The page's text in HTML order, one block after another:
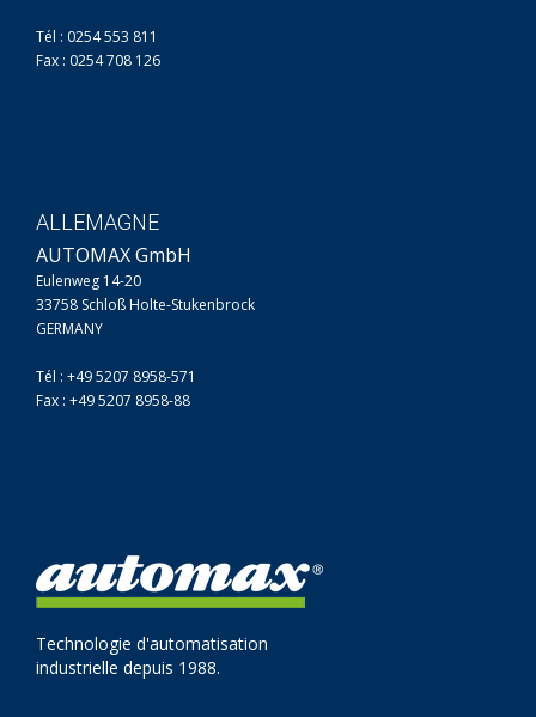
Tél : 0254 553 811
Fax : 0254 708 126
ALLEMAGNE
AUTOMAX GmbH
Eulenweg 14-20
33758 Schloß Holte-Stukenbrock
GERMANY
Tél : +49 5207 8958-571
Fax : +49 5207 8958-88
Technologie d'automatisation
industrielle depuis 1988.